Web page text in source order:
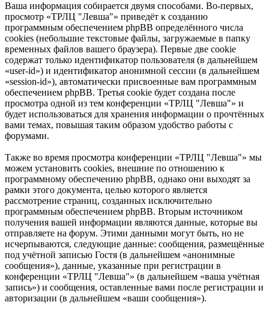
Ваша информация собирается двумя способами. Во-первых,
просмотр «ТРЛЦ "Левша"» приведёт к созданию
программным обеспечением phpBB определённого числа
cookies (небольшие текстовые файлы, загружаемые в папку
временных файлов вашего браузера). Первые две cookie
содержат только идентификатор пользователя (в дальнейшем
«user-id») и идентификатор анонимной сессии (в дальнейшем
«session-id»), автоматически присвоенные вам программным
обеспечением phpBB. Третья cookie будет создана после
просмотра одной из тем конференции «ТРЛЦ "Левша"» и
будет использоваться для хранения информации о прочтённых
вами темах, повышая таким образом удобство работы с
форумами.
Также во время просмотра конференции «ТРЛЦ "Левша"» мы
можем установить cookies, внешние по отношению к
программному обеспечению phpBB, однако они выходят за
рамки этого документа, целью которого является
рассмотрение страниц, созданных исключительно
программным обеспечением phpBB. Вторым источником
получения вашей информации являются данные, которые вы
отправляете на форум. Этими данными могут быть, но не
исчерпываются, следующие данные: сообщения, размещённые
под учётной записью Гостя (в дальнейшем «анонимные
сообщения»), данные, указанные при регистрации в
конференции «ТРЛЦ "Левша"» (в дальнейшем «ваша учётная
запись») и сообщения, оставленные вами после регистрации и
авторизации (в дальнейшем «ваши сообщения»).